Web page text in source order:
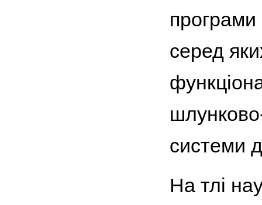
програми
серед
системи
На тлі